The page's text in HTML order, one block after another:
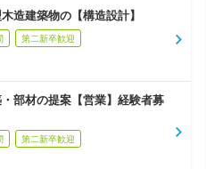
造建築物の【構造設計】
第二新卒歓迎
部材の提案【営業】経験者募
第二新卒歓迎